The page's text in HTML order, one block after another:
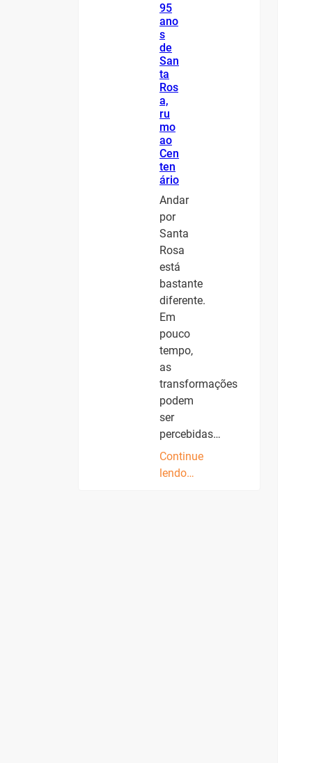
95
ano
s
de
San
ta
Ros
a,
ru
mo
ao
Cen
ten
ário
Andar
por
Santa
Rosa
está
bastante
diferente.
Em
pouco
tempo,
as
transformações
podem
ser
percebidas…
Continue
lendo…